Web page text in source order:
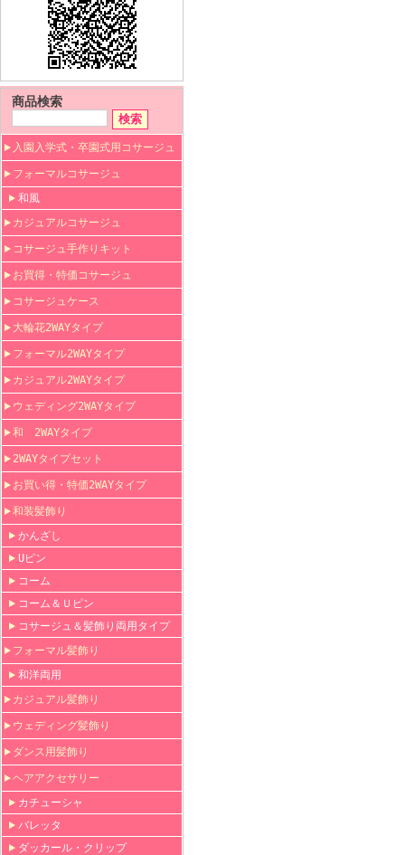
商品検索
入園入学式・卒園式用コサージュ
フォーマルコサージュ
和風
カジュアルコサージュ
コサージュ手作りキット
お買得・特価コサージュ
コサージュケース
大輪花2WAYタイプ
フォーマル2WAYタイプ
カジュアル2WAYタイプ
ウェディング2WAYタイプ
和 2WAYタイプ
2WAYタイプセット
お買い得・特価2WAYタイプ
和装髪飾り
かんざし
Uピン
コーム
コーム＆Ｕピン
コサージュ＆髪飾り両用タイプ
フォーマル髪飾り
和洋両用
カジュアル髪飾り
ウェディング髪飾り
ダンス用髪飾り
ヘアアクセサリー
カチューシャ
バレッタ
ダッカール・クリップ